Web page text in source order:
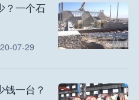
？一个石
07-29
钱一台？